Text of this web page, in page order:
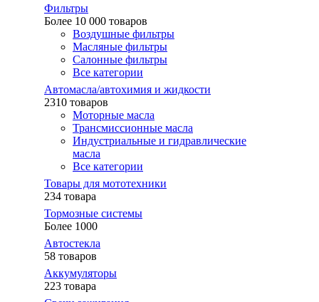
Фильтры
Более 10 000 товаров
Воздушные фильтры
Масляные фильтры
Салонные фильтры
Все категории
Автомасла/автохимия и жидкости
2310 товаров
Моторные масла
Трансмиссионные масла
Индустриальные и гидравлические
масла
Все категории
Товары для мототехники
234 товара
Тормозные системы
Более 1000
Автостекла
58 товаров
Аккумуляторы
223 товара